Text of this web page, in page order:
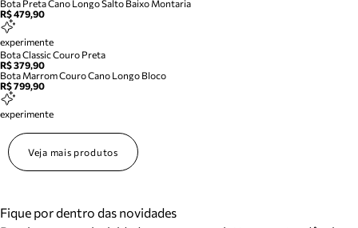
Bota Preta Cano Longo Salto Baixo Montaria
R$ 479,90
experimente
Bota Classic Couro Preta
R$ 379,90
Bota Marrom Couro Cano Longo Bloco
R$ 799,90
experimente
Veja mais produtos
Fique por dentro das novidades